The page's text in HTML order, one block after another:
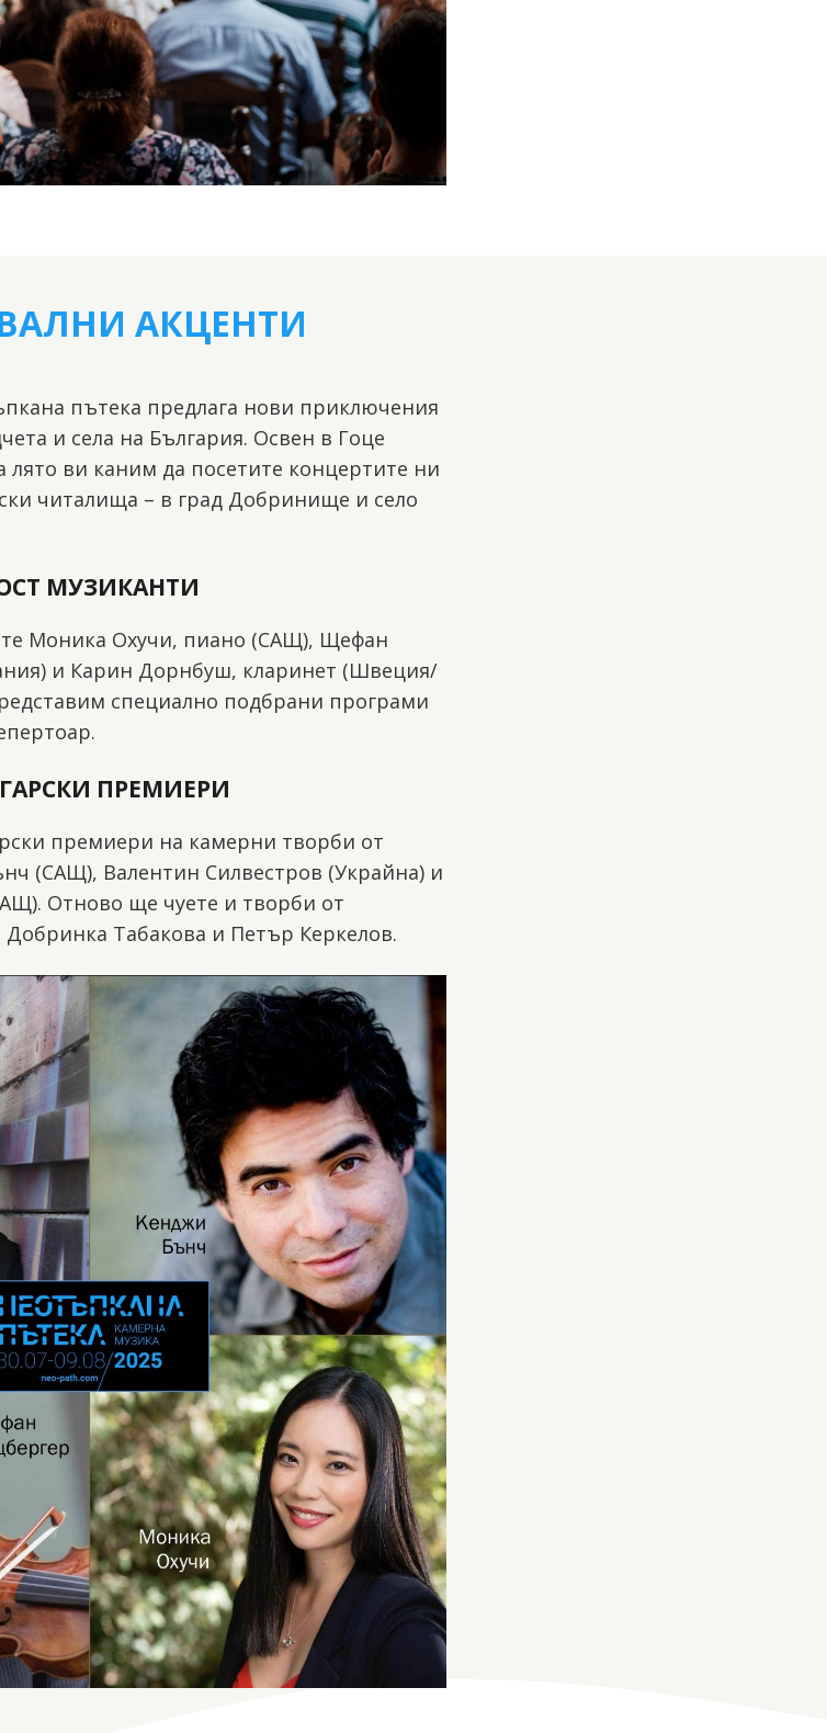
АКЦЕНТИ
пътека предлага нови приключения
и села на България. Освен в Гоце
лято ви каним да посетите концертите ни
читалища – в град Добринище и село
МУЗИКАНТИ
Моника Охучи, пиано (САЩ), Щефан
и Карин Дорнбуш, кларинет (Швеция/
специално подбрани програми
ПРЕМИЕРИ
премиери на камерни творби от
(САЩ), Валентин Силвестров (Украйна) и
Отново ще чуете и творби от
Табакова и Петър Керкелов.